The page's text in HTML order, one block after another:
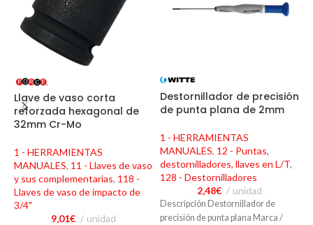
Llave de vaso corta
reforzada hexagonal de
32mm Cr-Mo
1 - HERRAMIENTAS
MANUALES, 11 - Llaves de vaso
y sus complementarias, 118 -
Llaves de vaso de impacto de
3/4"
9,01€ unidad
Destornillador de precisión
de punta plana de 2mm
1 - HERRAMIENTAS
MANUALES, 12 - Puntas,
destornilladores, llaves en L/T,
128 - Destornilladores
2,48€ unidad
Descripción Destornillador de
precisión de punta plana Marca /